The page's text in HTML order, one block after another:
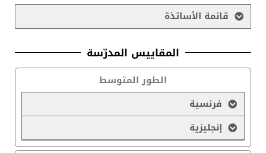
قائمة الأساتذة
المقاييس المدرّسة
الطور المتوسط
فرنسية
إنجليزية